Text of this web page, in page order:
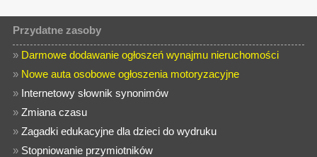
Przydatne zasoby
» Darmowe dodawanie ogłoszeń wynajmu nieruchomości
» Nowe auta osobowe ogłoszenia motoryzacyjne
» Internetowy słownik synonimów
»Zmiana czasu
»Zagadki edukacyjne dla dzieci do wydruku
» Stopniowanie przymiotników